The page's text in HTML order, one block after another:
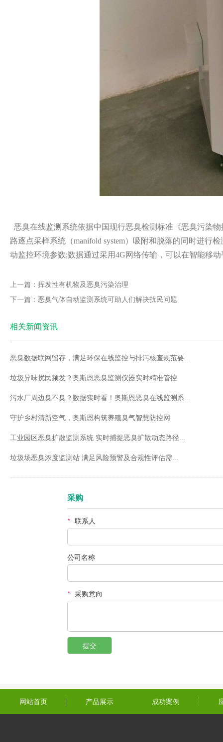
恶臭在线监测系统依据中国现行恶臭检测标准《恶臭污染
路逐点采样系统（manifold system）吸附和脱落的同时进
动监控环境参数;数据通过采用4G网络传输，可以在智能移
上一篇：挥发性有机物及恶臭污染治理
下一篇：恶臭气体自动监测系统可助人们解决扰民问题
相关新闻资讯
恶臭数据联网留存，满足环保在线监控与排污核查规范要...
垃圾异味扰民频发？奥斯恩恶臭监测仪器实时精准管控
污水厂周边臭不臭？数据实时看！奥斯恩恶臭在线监测系...
守护乡村清新空气，奥斯恩构筑养殖臭气智慧防控网
工业园区恶臭扩散监测系统 实时捕捉恶臭扩散动态路径...
垃圾场恶臭浓度监测站 满足风险预警及合规性评估需...
采购
* 联系人
公司名称
* 采购意向
网站首页 产品展示 成功案例